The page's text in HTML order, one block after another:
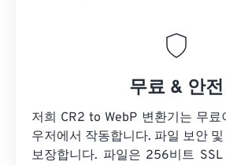
무료 & 안전
저희 CR2 to WebP 변환기는 무
우저에서 작동합니다. 파일 보안
보장합니다. 파일은 256비트 SSL